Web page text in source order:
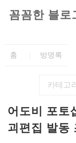
꼼꼼한 블로
홈 방명록
어도비 포토
괴편집 발동